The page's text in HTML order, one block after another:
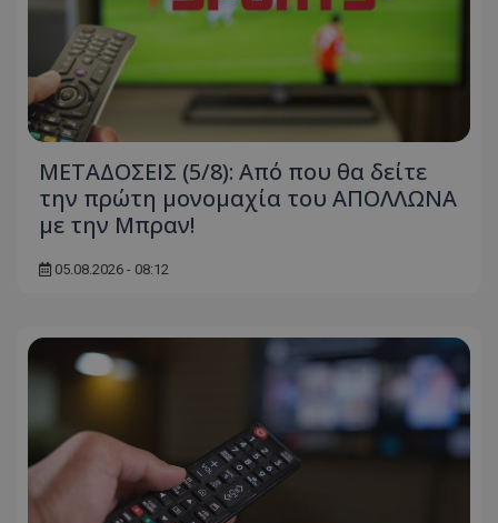
ΜΕΤΑΔΟΣΕΙΣ (5/8): Από που θα δείτε
την πρώτη μονομαχία του ΑΠΟΛΛΩΝΑ
με την Μπραν!
05.08.2026 - 08:12